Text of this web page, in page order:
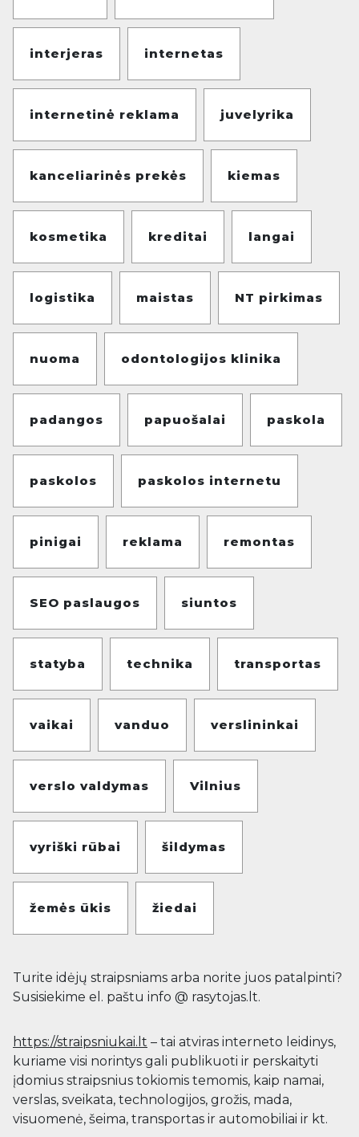
interjeras internetas
internetinė reklama juvelyrika
kanceliarinės prekės kiemas
kosmetika kreditai langai
logistika maistas NT pirkimas
nuoma odontologijos klinika
padangos papuošalai paskola
paskolos paskolos internetu
pinigai reklama remontas
SEO paslaugos siuntos
statyba technika transportas
vaikai vanduo verslininkai
verslo valdymas Vilnius
vyriški rūbai šildymas
žemės ūkis žiedai
Turite idėjų straipsniams arba norite juos patalpinti?
Susisiekime el. paštu info @ rasytojas.lt.
https://straipsniukai.lt – tai atviras interneto leidinys,
kuriame visi norintys gali publikuoti ir perskaityti
įdomius straipsnius tokiomis temomis, kaip namai,
verslas, sveikata, technologijos, grožis, mada,
visuomenė, šeima, transportas ir automobiliai ir kt.